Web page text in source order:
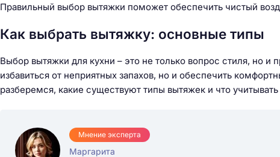
Правильный выбор вытяжки поможет обеспечить чистый
Как выбрать вытяжку: основные типы
Выбор вытяжки для кухни – это не только вопрос стиля, но
избавиться от неприятных запахов, но и обеспечить
разберемся, какие существуют типы вытяжек и что
Мнение эксперта
Маргарита